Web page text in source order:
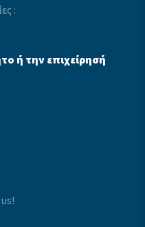
:
ή την επιχείρησή